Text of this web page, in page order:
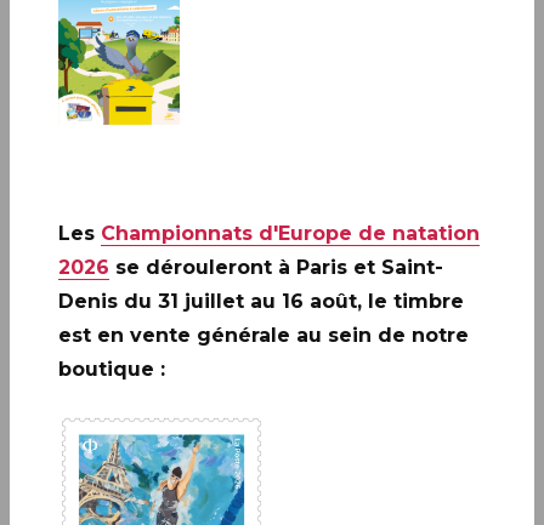
Le Carré d'Encre, de 10H à 17H
13 bis rue des Mathurins 75009 PARIS
A ne pas rater: 20 ANS DE LA
CRÉATION DE PHILAPOSTE
EN SAVOIR PLUS
Les Championnats d'Europe de natation
2026 se dérouleront à Paris et Saint-
Denis du 31 juillet au 16 août, le timbre
est en vente générale au sein de notre
boutique :